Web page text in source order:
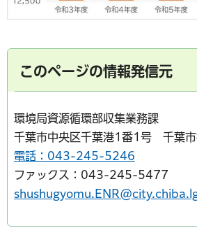
このページの情報発信元
環境局資源循環部収集業務課
千葉市中央区千葉港1番1号 千葉
電話：043-245-5246
ファックス：043-245-5477